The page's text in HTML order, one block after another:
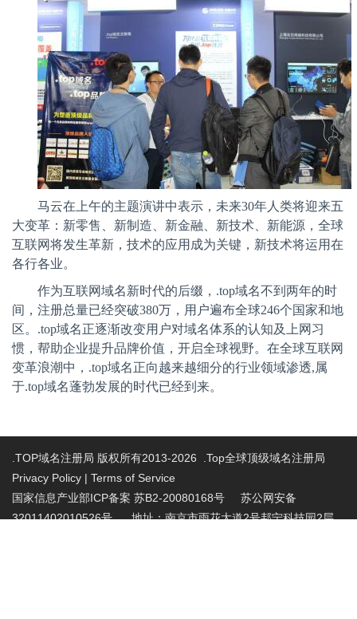
马云在上午的主题演讲中表示，未来30年人类将迎来五
大变革：新零售、新制造、新金融、新技术、新能源，全球
互联网将发生革新，技术的应用成为关键，新技术将运用在
各行各业。
作为互联网域名新时代的后缀， .top域名不到两年的时
间，注册总量已经突破380万，用户遍布全球246个国家和地
区。 .top域名正逐渐改变用户对域名体系的认知及上网习
惯，帮助企业提升品牌价值，开启全球视野。在全球互联网
变革浪潮中， .top域名正向越来越细分的行业领域渗透,属
于.top域名蓬勃发展的时代已经到来。
.TOP域名注册局 版权所有2013-2026 .Top全球顶级域名注册局
Privacy Policy | Terms of Service
国家信息产业部ICP备案 苏B2-20080168号 苏公网安备
32011402010526号 地址：南京市雨花大道2号邦宁科技园2层